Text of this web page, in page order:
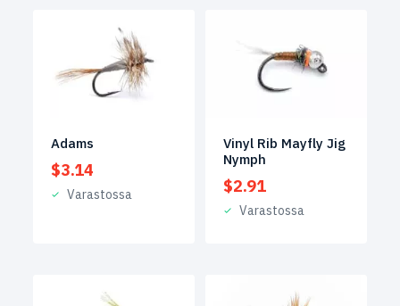
Adams
$3.14
Varastossa
Vinyl Rib Mayfly Jig
Nymph
$2.91
Varastossa